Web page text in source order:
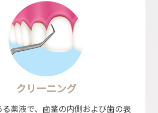
クリーニング
薬液で、歯茎の内側および歯の表